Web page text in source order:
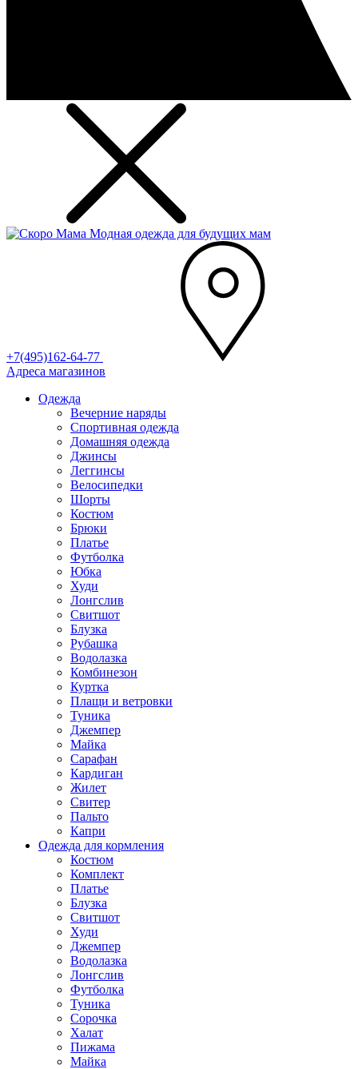
Модная одежда для будущих мам
+7(495)162-64-77
Адреса магазинов
Одежда
Вечерние наряды
Спортивная одежда
Домашняя одежда
Джинсы
Леггинсы
Велосипедки
Шорты
Костюм
Брюки
Платье
Футболка
Юбка
Худи
Лонгслив
Свитшот
Блузка
Рубашка
Водолазка
Комбинезон
Куртка
Плащи и ветровки
Туника
Джемпер
Майка
Сарафан
Кардиган
Жилет
Свитер
Пальто
Капри
Одежда для кормления
Костюм
Комплект
Платье
Блузка
Свитшот
Худи
Джемпер
Водолазка
Лонгслив
Футболка
Туника
Сорочка
Халат
Пижама
Майка